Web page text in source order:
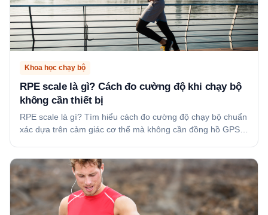
Khoa học chạy bộ
RPE scale là gì? Cách đo cường độ khi chạy bộ
không cần thiết bị
RPE scale là gì? Tìm hiểu cách đo cường độ chạy bộ chuẩn
xác dựa trên cảm giác cơ thể mà không cần đồng hồ GPS…